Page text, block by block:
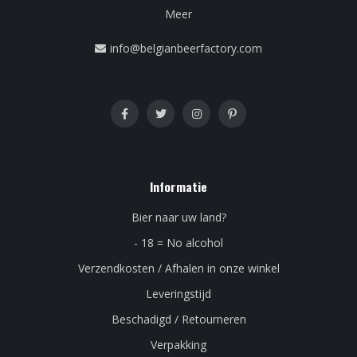
Meer
info@belgianbeerfactory.com
Informatie
Bier naar uw land?
- 18 = No alcohol
Verzendkosten / Afhalen in onze winkel
Leveringstijd
Beschadigd / Retourneren
Verpakking